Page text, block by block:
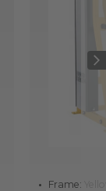
Frame: